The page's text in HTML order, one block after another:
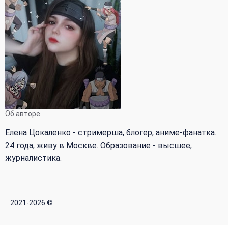
Об авторе
Елена Цокаленко - стримерша, блогер, аниме-фанатка.
24 года, живу в Москве. Образование - высшее,
журналистика.
2021-2026 ©